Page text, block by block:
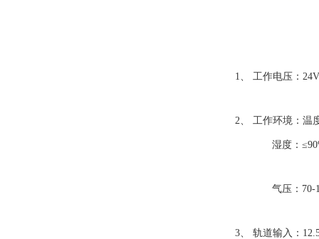
1、 工作电压：
2、 工作环境：温
湿度：≤90%
气压：70-
3、 轨道输入：